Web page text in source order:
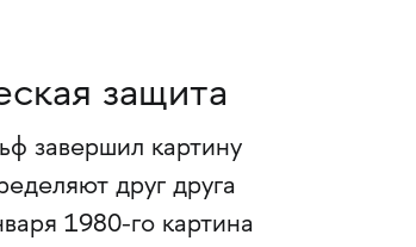
защита
завершил картину
друг друга
1980-го картина